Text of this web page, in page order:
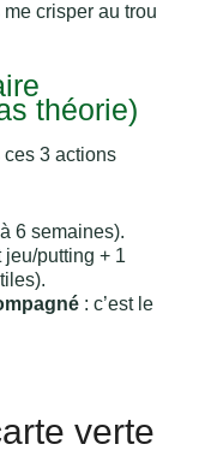
crisper au trou
théorie)
3 actions
6 semaines).
putting + 1
: c’est le
verte